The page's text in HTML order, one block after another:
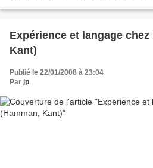
sont...
Expérience et langage
Kant)
Publié le 22/01/2008 à 23:04
Par jp